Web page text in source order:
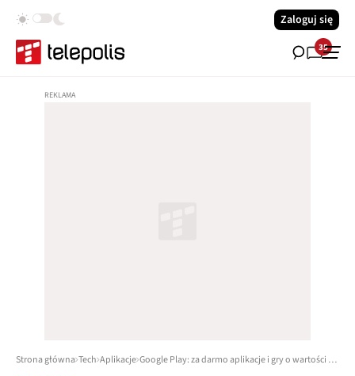
Zaloguj się
35
Strona główna Tech Aplikacje Google Play: za darmo aplikacje i gry o wartości 130 zł!